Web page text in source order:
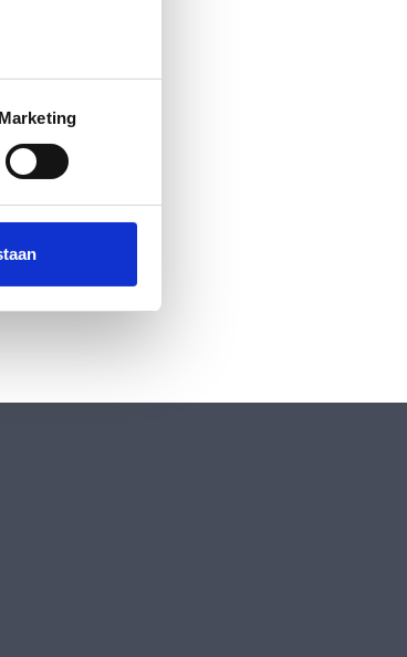
in. U kunt uw
voor social
u aan ze heeft
Marketing